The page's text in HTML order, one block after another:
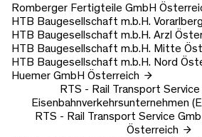
Romberger Fertigteile GmbH
HTB Baugesellschaft m.b.H. Vorarlberg
HTB Baugesellschaft m.b.H. Arzl
HTB Baugesellschaft m.b.H. Mitte
HTB Baugesellschaft m.b.H. Nord
Huemer GmbH Österreich
RTS - Rail Transport Service
Eisenbahnverkehrsunternehmen
RTS - Rail Transport Service
Österreich